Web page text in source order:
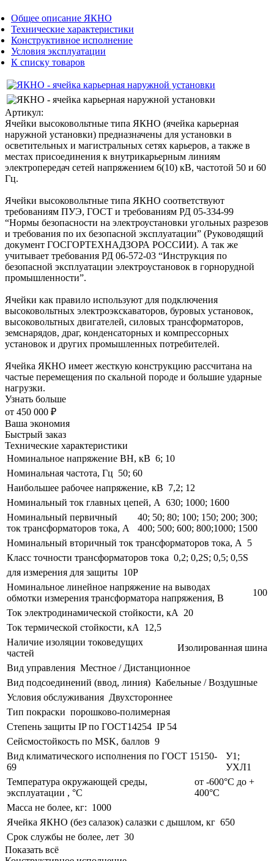
Общее описание ЯКНО
Технические характеристики
Конструктивное исполнение
Условия эксплуатации
К списку товаров
Артикул:
Ячейки высоковольтные типа ЯКНО (ячейка карьерная
наружной установки) предназначены для установки в
осветительных и магистральных сетях карьеров, а также в
местах присоединения к внутрикарьерным линиям
электропередач сетей напряжением 6(10) кВ, частотой 50 и 60
Гц.
Ячейки высоковольтные типа ЯКНО соответствуют
требованиям ПУЭ, ГОСТ и требованиям РД 05-334-99
“Нормы безопасности на электроустановки угольных разрезов
и требования по их безопасной эксплуатации” (Руководящий
документ ГОСГОРТЕХНАДЗОРА РОССИИ). А так же
учитывает требования РД 06-572-03 “Инструкция по
безопасной эксплуатации электроустановок в горнорудной
промышленности”.
Ячейки как правило используют для подключения
высоковольтных электроэкскаваторов, буровых установок,
высоковольтных двигателей, силовых трансформаторов,
земснарядов, драг, конденсаторных и компрессорных
установок и других промышленных потребителей.
Ячейка ЯКНО имеет жесткую конструкцию рассчитана на
частые перемещения по скальной породе и большие ударные
нагрузки.
Узнать больше
от 450 000 ₽
Ваша экономия
Быстрый заказ
Технические характеристики
Номинальное напряжение ВН, кВ 6; 10
Номинальная частота, Гц 50; 60
Наибольшее рабочее напряжение, кВ 7,2; 12
Номинальный ток главных цепей, А 630; 1000; 1600
Номинальный первичный
ток трансформаторов тока, А
40; 50; 80; 100; 150; 200; 300;
400; 500; 600; 800;1000; 1500
Номинальный вторичный ток трансформаторов тока, А
5
Класс точности трансформаторов тока 0,2; 0,2S; 0,5; 0,5S
для измерения для защиты 10Р
Номинальное линейное напряжение на выводах
обмотки измерения трансформатора напряжения, В
100
Ток электродинамической стойкости, кА
20
Ток термической стойкости, кА
12,5
Наличие изоляции токоведущих
частей
Изолированная шина
Вид управления Местное / Дистанционное
Вид подсоединений (ввод, линия) Кабельные / Воздушные
Условия обслуживания Двухстороннее
Тип покраски порошково-полимерная
Степень защиты IP по ГОСТ14254 IP 54
Сейсмостойкость по MSK, баллов 9
Вид климатического исполнения по ГОСТ 15150-
69
У1;
УХЛ1
Температура окружающей среды,
эксплуатации , °С
от -600°С до +
400°С
Масса не более, кг: 1000
Ячейка ЯКНО (без салазок) салазки с дышлом, кг 650
Срок службы не более, лет 30
Показать всё